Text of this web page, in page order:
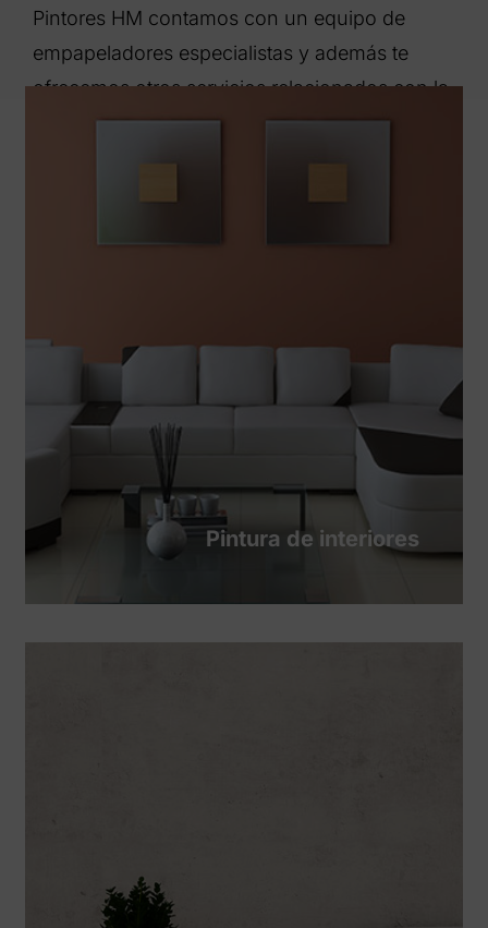
Pintores HM contamos con un equipo de
empapeladores especialistas y además te
ofrecemos otros servicios relacionados con la
pintura, la decoración y el cuidado del hogar.
Pintura de interiores